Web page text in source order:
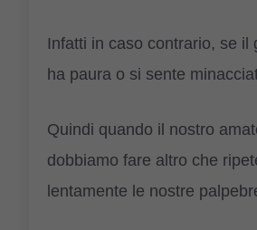
Infatti in caso contrario, se il
ha paura o si sente
Quindi quando il nostro
dobbiamo fare altro che
lentamente le nostre